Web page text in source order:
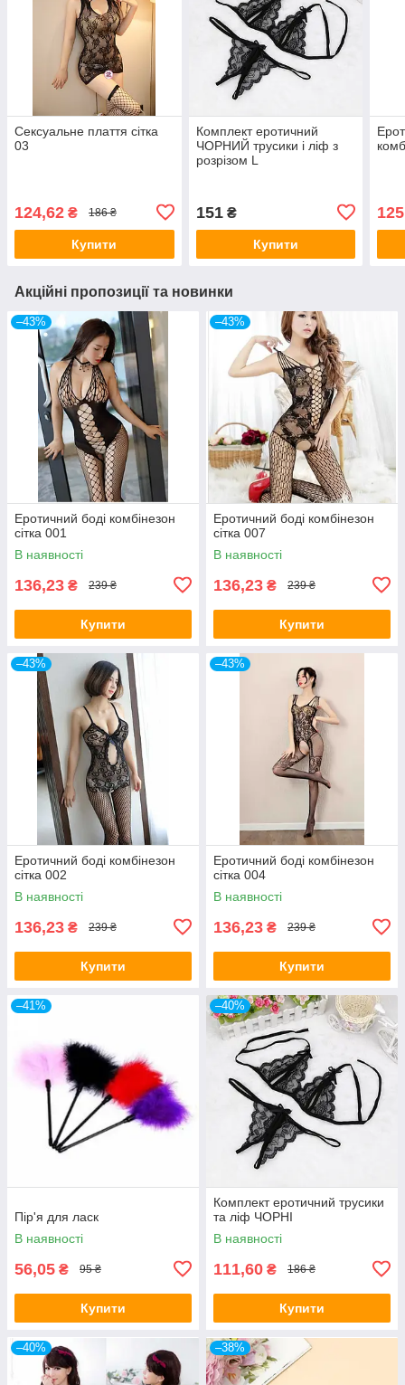
Сексуальне плаття сітка
03
124,62 ₴ 186 ₴
Купити
Комплект еротичний
ЧОРНИЙ трусики і ліф з
розрізом L
151₴
Купити
Акційні пропозиції та новинки
–43%
Еротичний боді комбінезон
сітка 001
В наявності
136,23 ₴ 239 ₴
Купити
–43%
Еротичний боді комбінезон
сітка 007
В наявності
136,23 ₴ 239 ₴
Купити
–43%
Еротичний боді комбінезон
сітка 002
В наявності
136,23 ₴ 239 ₴
Купити
–43%
Еротичний боді комбінезон
сітка 004
В наявності
136,23 ₴ 239 ₴
Купити
–41%
Пір'я для ласк
В наявності
56,05 ₴ 95 ₴
Купити
–40%
Комплект еротичний трусики
та ліф ЧОРНІ
В наявності
111,60 ₴ 186 ₴
Купити
–40% –38%